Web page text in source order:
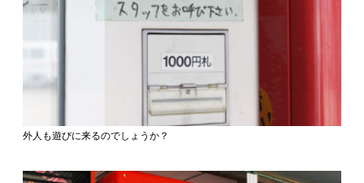
外人も遊びに来るのでしょうか？